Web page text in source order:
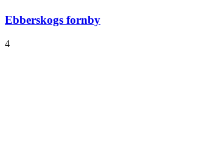
Ebberskogs fornby
4